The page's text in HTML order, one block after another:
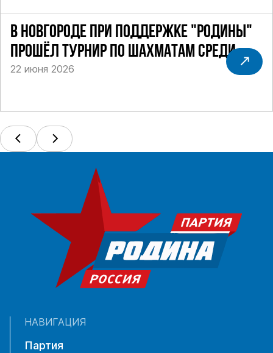
В НОВГОРОДЕ ПРИ ПОДДЕРЖКЕ "РОДИНЫ"
ПРОШЁЛ ТУРНИР ПО ШАХМАТАМ СРЕДИ
СИЛОВИКОВ
22 июня 2026
НАВИГАЦИЯ
Партия